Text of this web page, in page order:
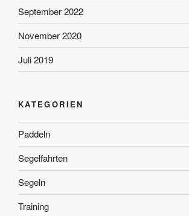
September 2022
November 2020
Juli 2019
KATEGORIEN
Paddeln
Segelfahrten
Segeln
Training